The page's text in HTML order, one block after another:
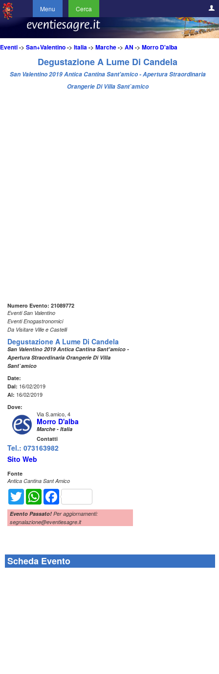
Menu Cerca
Eventi-> San+Valentino-> Italia-> Marche-> AN -> Morro D'alba
Degustazione A Lume Di Candela
San Valentino 2019 Antica Cantina Sant'amico - Apertura Straordinaria
Orangerie Di Villa Sant`amico
Numero Evento: 21089772
Eventi San Valentino
Eventi Enogastronomici
Da Visitare Ville e Castelli
Degustazione A Lume Di Candela
San Valentino 2019 Antica Cantina Sant'amico -
Apertura Straordinaria Orangerie Di Villa
Sant`amico
Date:
Dal: 16/02/2019
Al: 16/02/2019
Dove:
Via S.amico, 4
Morro D'alba
Marche - Italia
Contatti
Tel.: 073163982
Sito Web
Fonte
Antica Cantina Sant Amico
Twitter WhatsAppFacebook
Evento Passato! Per aggiornamenti:
segnalazione@eventiesagre.it
Scheda Evento